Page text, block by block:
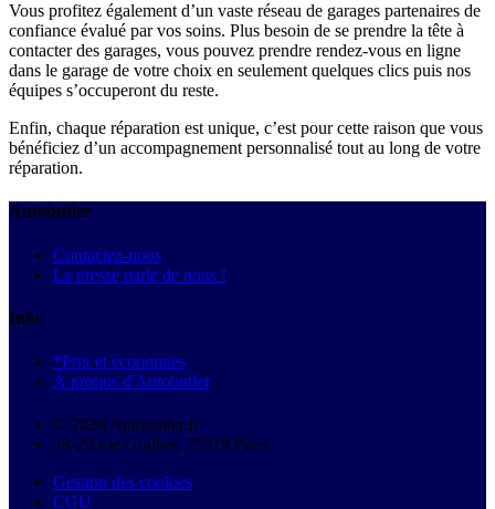
Vous profitez également d’un vaste réseau de garages partenaires de
confiance évalué par vos soins. Plus besoin de se prendre la tête à
contacter des garages, vous pouvez prendre rendez-vous en ligne
dans le garage de votre choix en seulement quelques clics puis nos
équipes s’occuperont du reste.
Enfin, chaque réparation est unique, c’est pour cette raison que vous
bénéficiez d’un accompagnement personnalisé tout au long de votre
réparation.
Autobutler
Contactez-nous
La presse parle de nous !
Info
*Prix et économies
À propos d'Autobutler
© 2026 Autobutler.fr
18-26 rue Goubet, 75019 Paris
Gestion des cookies
CGU